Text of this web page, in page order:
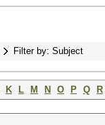
Filter by: Subject
K L M N O P Q
R